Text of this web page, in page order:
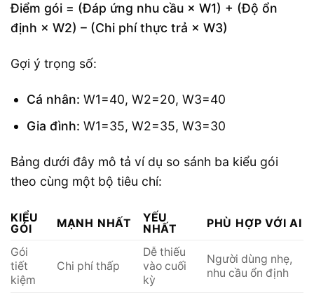
Điểm gói = (Đáp ứng nhu cầu × W1) + (Độ ổn
định × W2) – (Chi phí thực trả × W3)
Gợi ý trọng số:
Cá nhân: W1=40, W2=20, W3=40
Gia đình: W1=35, W2=35, W3=30
Bảng dưới đây mô tả ví dụ so sánh ba kiểu gói
theo cùng một bộ tiêu chí:
KIỂU
GÓI
MẠNH NHẤT
YẾU
NHẤT
PHÙ HỢP VỚI AI
Gói
tiết
kiệm
Chi phí thấp
Dễ thiếu
vào cuối
kỳ
Người dùng nhẹ,
nhu cầu ổn định